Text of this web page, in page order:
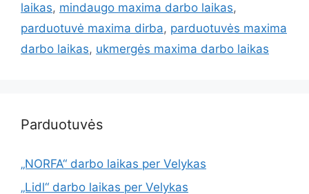
laikas, mindaugo maxima darbo laikas,
parduotuvė maxima dirba, parduotuvės maxima
darbo laikas, ukmergės maxima darbo laikas
Parduotuvės
„NORFA“ darbo laikas per Velykas
„Lidl“ darbo laikas per Velykas